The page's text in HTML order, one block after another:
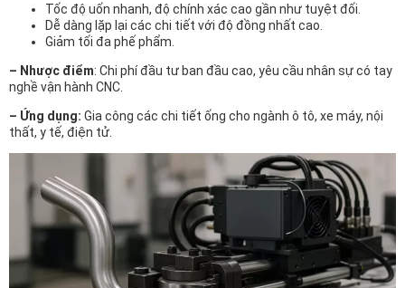
Tốc độ uốn nhanh, độ chính xác cao gần như tuyệt đối.
Dễ dàng lặp lại các chi tiết với độ đồng nhất cao.
Giảm tối đa phế phẩm.
– Nhược điểm: Chi phí đầu tư ban đầu cao, yêu cầu nhân sự có tay
nghề vận hành CNC.
– Ứng dụng: Gia công các chi tiết ống cho ngành ô tô, xe máy, nội
thất, y tế, điện tử.